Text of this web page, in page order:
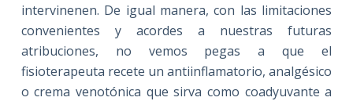
intervinenen. De igual manera, con las limitaciones
convenientes y acordes a nuestras futuras
atribuciones, no vemos pegas a que el
fisioterapeuta recete un antiinflamatorio, analgésico
o crema venotónica que sirva como coadyuvante a